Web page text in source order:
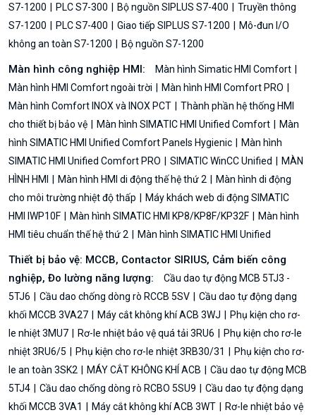
S7-1200
PLC S7-300 Bộ nguồn SIPLUS S7-400
Truyền thông
S7-1200
PLC S7-400 Giao tiếp SIPLUS S7-1200
Mô-đun I/O
không an toàn S7-1200
Bộ nguồn S7-1200
Màn hình công nghiệp HMI:
Màn hình Simatic HMI Comfort
Màn hình HMI Comfort ngoài trời
Màn hình HMI Comfort PRO
Màn hình Comfort INOX và INOX PCT
Thành phần hệ thống HMI
cho thiết bị bảo vệ
Màn hình SIMATIC HMI Unified Comfort
Màn
hình SIMATIC HMI Unified Comfort Panels Hygienic
Màn hình
SIMATIC HMI Unified Comfort PRO
SIMATIC WinCC Unified
MÀN
HÌNH HMI
Màn hình HMI di động thế hệ thứ 2
Màn hình di động
cho môi trường nhiệt độ thấp
Máy khách web di động SIMATIC
HMI IWP10F
Màn hình SIMATIC HMI KP8/KP8F/KP32F
Màn hình
HMI tiêu chuẩn thế hệ thứ 2
Màn hình SIMATIC HMI Unified
Thiết bị bảo vệ: MCCB, Contactor SIRIUS, Cảm biến công
nghiệp, Đo lường năng lượng:
Cầu dao tự động MCB 5TJ3 -
5TJ6
Cầu dao chống dòng rò RCCB 5SV
Cầu dao tự động dạng
khối MCCB 3VA27
Máy cắt không khí ACB 3WJ
Phụ kiện cho rơ-
le nhiệt 3MU7
Rơ-le nhiệt bảo vệ quá tải 3RU6
Phụ kiện cho rơ-le
nhiệt 3RU6/5
Phụ kiện cho rơ-le nhiệt 3RB30/31
Phụ kiện cho rơ-
le an toàn 3SK2
MÁY CẮT KHÔNG KHÍ ACB
Cầu dao tự động MCB
5TJ4
Cầu dao chống dòng rò RCBO 5SU9
Cầu dao tự động dạng
khối MCCB 3VA1
Máy cắt không khí ACB 3WT
Rơ-le nhiệt bảo vệ